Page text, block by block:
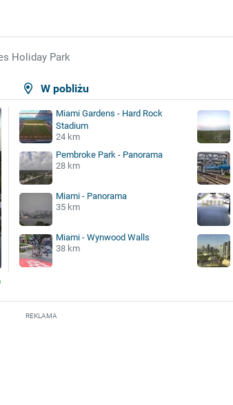
Holiday Park
W pobliżu
Miami Gardens - Hard Rock
Stadium
24 km
Pembroke Park - Panorama
28 km
Miami - Panorama
35 km
Miami - Wynwood Walls
38 km
REKLAMA